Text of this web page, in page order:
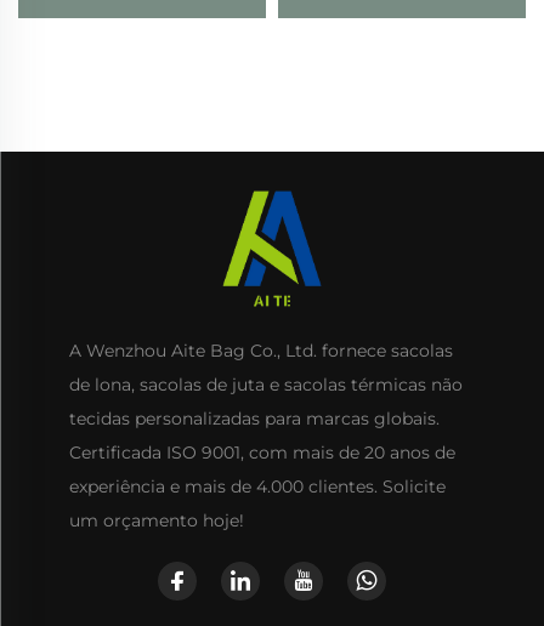
Presentes com
Atividades ao Ar Livre
Térmica, Dobrável, para
A Wenzhou Aite Bag Co., Ltd. fornece sacolas
de lona, sacolas de juta e sacolas térmicas não
tecidas personalizadas para marcas globais.
Certificada ISO 9001, com mais de 20 anos de
experiência e mais de 4.000 clientes. Solicite
um orçamento hoje!